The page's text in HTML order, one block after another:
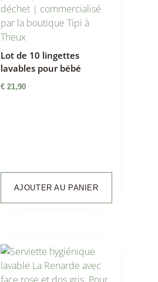
Lot de 10 lingettes
lavables pour bébé
€21,90
AJOUTER AU PANIER